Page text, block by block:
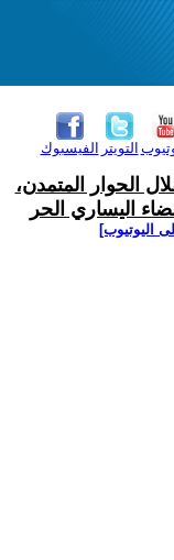
الفيسبوك التويتر
الحوار المتمدن،
اليساري الحر
اليوتيوب]